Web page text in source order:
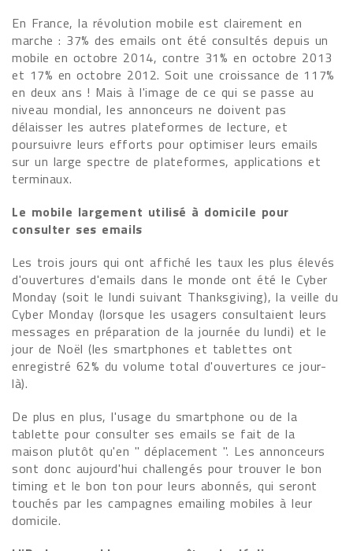
En France, la révolution mobile est clairement en
marche : 37% des emails ont été consultés depuis un
mobile en octobre 2014, contre 31% en octobre 2013
et 17% en octobre 2012. Soit une croissance de 117%
en deux ans ! Mais à l'image de ce qui se passe au
niveau mondial, les annonceurs ne doivent pas
délaisser les autres plateformes de lecture, et
poursuivre leurs efforts pour optimiser leurs emails
sur un large spectre de plateformes, applications et
terminaux.
Le mobile largement utilisé à domicile pour
consulter ses emails
Les trois jours qui ont affiché les taux les plus élevés
d'ouvertures d'emails dans le monde ont été le Cyber
Monday (soit le lundi suivant Thanksgiving), la veille du
Cyber Monday (lorsque les usagers consultaient leurs
messages en préparation de la journée du lundi) et le
jour de Noël (les smartphones et tablettes ont
enregistré 62% du volume total d'ouvertures ce jour-
là).
De plus en plus, l'usage du smartphone ou de la
tablette pour consulter ses emails se fait de la
maison plutôt qu'en " déplacement ". Les annonceurs
sont donc aujourd'hui challengés pour trouver le bon
timing et le bon ton pour leurs abonnés, qui seront
touchés par les campagnes emailing mobiles à leur
domicile.